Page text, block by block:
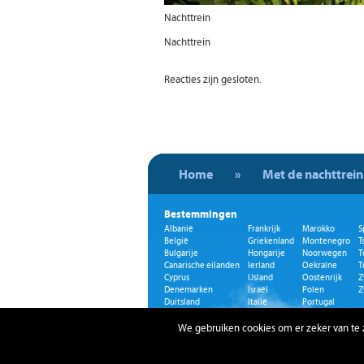
Nachttrein
Nachttrein
Reacties zijn gesloten.
Home » Met de
Bestemmingen
Albanië
België
Bulgarije
Canarische eilanden
Cyprus
Denemarken
Duitsland
Emiraten
Frankrijk
Griekenland
Hongarije
Ierland
IJsland
Israël
Italië
Kroatië
Marokko
Montenegro
Noorwegen
Oekraïne
Oostenrijk
Polen
Portugal
Rusland
We gebruiken cookies om er zeker van